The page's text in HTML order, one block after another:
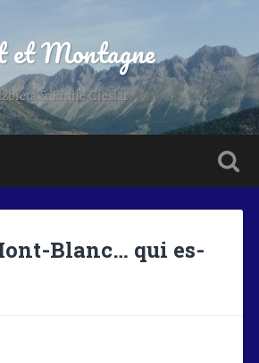
Montagne
& Emile Cieslar
Blanc… qui es-